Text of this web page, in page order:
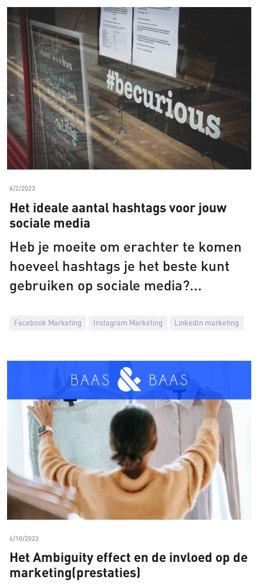
Facebook Marketing Instagram Marketing LinkedIn marketing
6/2/2023
Het ideale aantal hashtags voor jouw
sociale media
Heb je moeite om erachter te komen
hoeveel hashtags je het beste kunt
gebruiken op sociale media?
6/10/2022
Het Ambiguity effect en de invloed op de
marketing(prestaties)